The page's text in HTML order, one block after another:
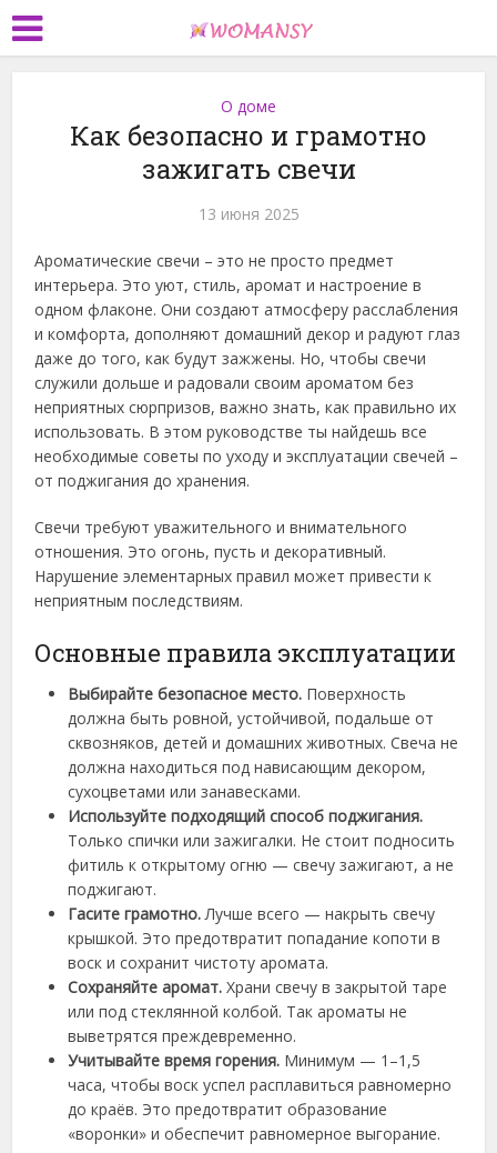
О доме
Как безопасно и грамотно
зажигать свечи
13 июня 2025
Ароматические свечи – это не просто предмет
интерьера. Это уют, стиль, аромат и настроение в
одном флаконе. Они создают атмосферу расслабления
и комфорта, дополняют домашний декор и радуют глаз
даже до того, как будут зажжены. Но, чтобы свечи
служили дольше и радовали своим ароматом без
неприятных сюрпризов, важно знать, как правильно их
использовать. В этом руководстве ты найдешь все
необходимые советы по уходу и эксплуатации свечей –
от поджигания до хранения.
Свечи требуют уважительного и внимательного
отношения. Это огонь, пусть и декоративный.
Нарушение элементарных правил может привести к
неприятным последствиям.
Основные правила эксплуатации
Выбирайте безопасное место. Поверхность
должна быть ровной, устойчивой, подальше от
сквозняков, детей и домашних животных. Свеча не
должна находиться под нависающим декором,
сухоцветами или занавесками.
Используйте подходящий способ поджигания.
Только спички или зажигалки. Не стоит подносить
фитиль к открытому огню — свечу зажигают, а не
поджигают.
Гасите грамотно.Лучше всего — накрыть свечу
крышкой. Это предотвратит попадание копоти в
воск и сохранит чистоту аромата.
Сохраняйте аромат. Храни свечу в закрытой таре
или под стеклянной колбой. Так ароматы не
выветрятся преждевременно.
Учитывайте время горения. Минимум — 1–1,5
часа, чтобы воск успел расплавиться равномерно
до краёв. Это предотвратит образование
«воронки» и обеспечит равномерное выгорание.